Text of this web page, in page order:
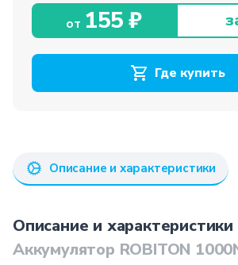
от 155 ₽
Где купить
Описание и характеристики
Описание и характеристики
Аккумулятор ROBITON